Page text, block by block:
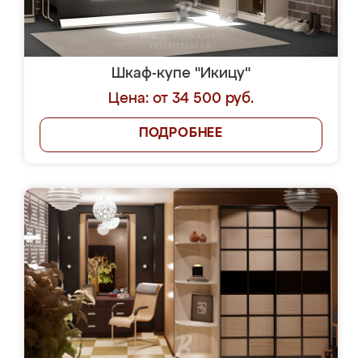
Шкаф-купе "Икицу"
Цена: от 34 500 руб.
ПОДРОБНЕЕ